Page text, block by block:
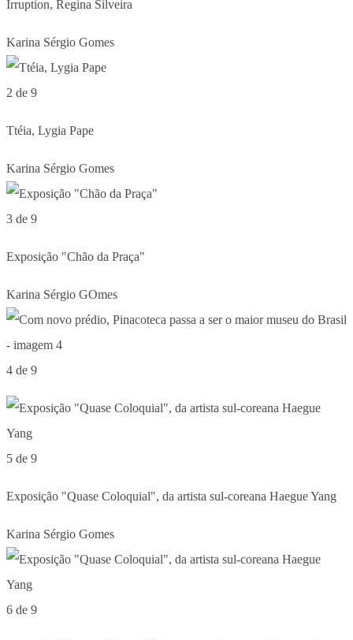
Irruption, Regina Silveira
Karina Sérgio Gomes
2 de 9
Ttéia, Lygia Pape
Karina Sérgio Gomes
3 de 9
Exposição "Chão da Praça"
Karina Sérgio GOmes
4 de 9
5 de 9
Exposição "Quase Coloquial", da artista sul-coreana Haegue Yang
Karina Sérgio Gomes
6 de 9